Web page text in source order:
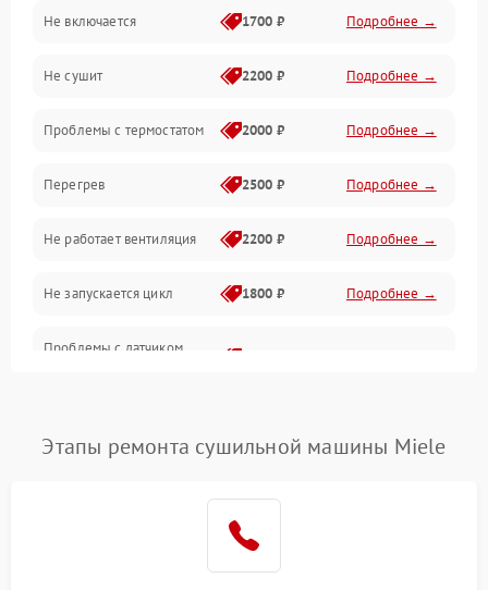
Механические повреждения
Оптика
Программное обеспечение
Датчики
Безопасность
Не включается 1700 ₽ Подробнее →
Не сушит 2200 ₽ Подробнее →
Проблемы с термостатом 2000 ₽ Подробнее →
Перегрев 2500 ₽ Подробнее →
Не работает вентиляция 2200 ₽ Подробнее →
Не запускается цикл 1800 ₽ Подробнее →
Проблемы с датчиком
1500 ₽
Этапы ремонта сушильной машины Miele